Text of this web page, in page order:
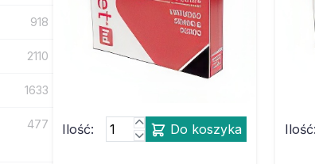
918
2110
1633
477 Ilość: Do koszyka Ilość: